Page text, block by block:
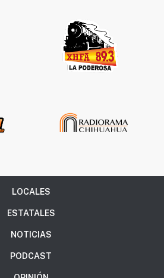
LOCALES
ESTATALES
NOTICIAS
PODCAST